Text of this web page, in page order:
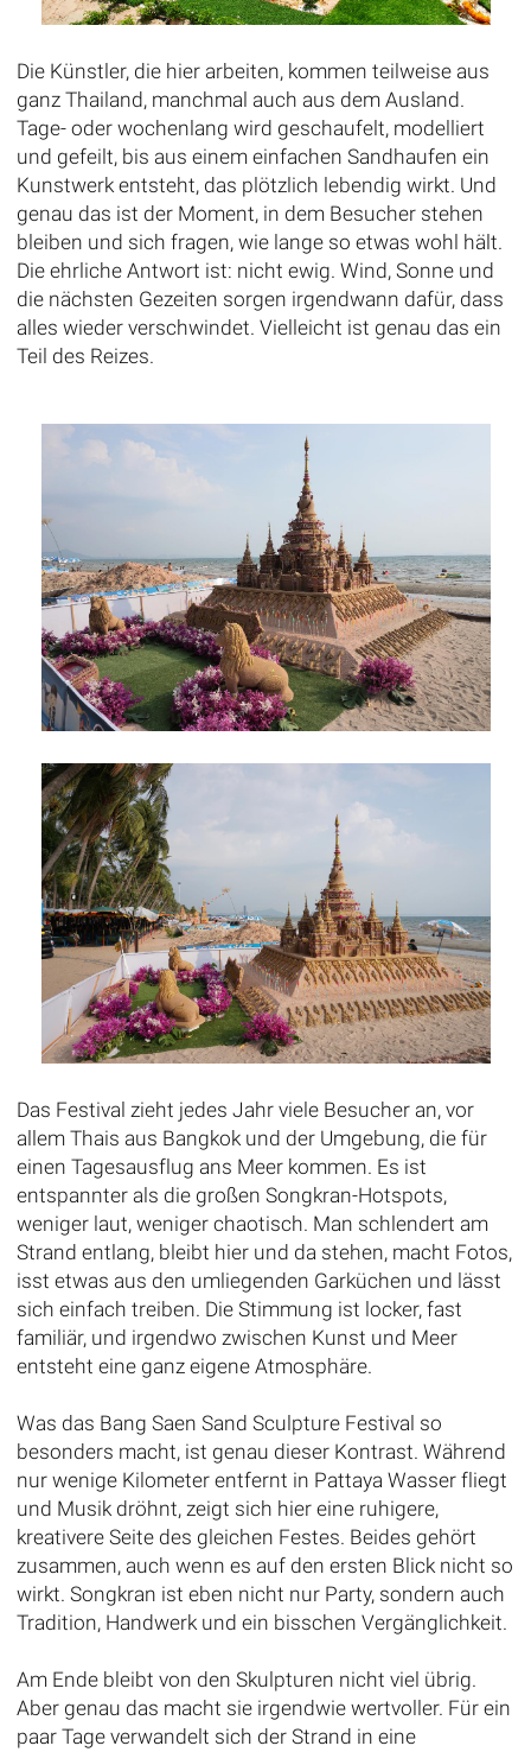
Die Künstler, die hier arbeiten, kommen teilweise aus
ganz Thailand, manchmal auch aus dem Ausland.
Tage- oder wochenlang wird geschaufelt, modelliert
und gefeilt, bis aus einem einfachen Sandhaufen ein
Kunstwerk entsteht, das plötzlich lebendig wirkt. Und
genau das ist der Moment, in dem Besucher stehen
bleiben und sich fragen, wie lange so etwas wohl hält.
Die ehrliche Antwort ist: nicht ewig. Wind, Sonne und
die nächsten Gezeiten sorgen irgendwann dafür, dass
alles wieder verschwindet. Vielleicht ist genau das ein
Teil des Reizes.
Das Festival zieht jedes Jahr viele Besucher an, vor
allem Thais aus Bangkok und der Umgebung, die für
einen Tagesausflug ans Meer kommen. Es ist
entspannter als die großen Songkran-Hotspots,
weniger laut, weniger chaotisch. Man schlendert am
Strand entlang, bleibt hier und da stehen, macht Fotos,
isst etwas aus den umliegenden Garküchen und lässt
sich einfach treiben. Die Stimmung ist locker, fast
familiär, und irgendwo zwischen Kunst und Meer
entsteht eine ganz eigene Atmosphäre.
Was das Bang Saen Sand Sculpture Festival so
besonders macht, ist genau dieser Kontrast. Während
nur wenige Kilometer entfernt in Pattaya Wasser fliegt
und Musik dröhnt, zeigt sich hier eine ruhigere,
kreativere Seite des gleichen Festes. Beides gehört
zusammen, auch wenn es auf den ersten Blick nicht so
wirkt. Songkran ist eben nicht nur Party, sondern auch
Tradition, Handwerk und ein bisschen Vergänglichkeit.
Am Ende bleibt von den Skulpturen nicht viel übrig.
Aber genau das macht sie irgendwie wertvoller. Für ein
paar Tage verwandelt sich der Strand in eine